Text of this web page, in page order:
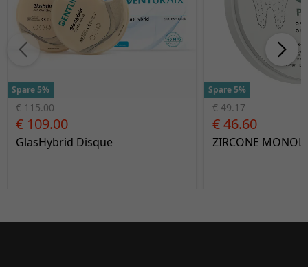
Spare 5%
€ 115.00
€ 109.00
GlasHybrid Disque
Spare 5%
€ 49.17
€ 46.60
ZIRCONE